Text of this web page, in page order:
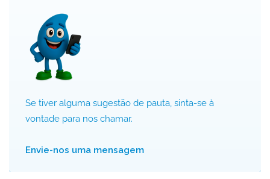
Se tiver alguma sugestão de pauta, sinta-se à
vontade para nos chamar.
Envie-nos uma mensagem